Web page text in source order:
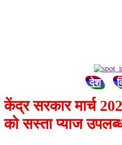
देश
केंद्र सरकार मार्च
को सस्ता प्याज